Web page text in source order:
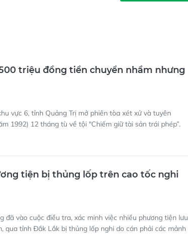
triệu đồng tiền chuyển nhầm nhưng
vực 6, tỉnh Quảng Trị mở phiên tòa xét xử và tuyên
1992) 12 tháng tù về tội "Chiếm giữ tài sản trái phép”.
tiện bị thủng lốp trên cao tốc nghi
đã vào cuộc điều tra, xác minh việc nhiều phương tiện lưu
qua tỉnh Đắk Lắk bị thủng lốp nghi do cán phải các mảnh